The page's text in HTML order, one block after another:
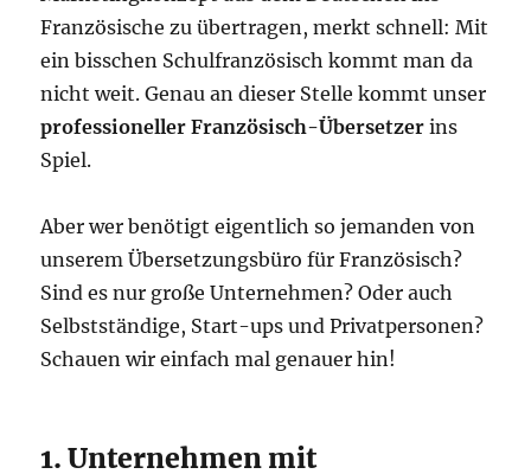
Französische zu übertragen, merkt schnell: Mit
ein bisschen Schulfranzösisch kommt man da
nicht weit. Genau an dieser Stelle kommt unser
professioneller Französisch-Übersetzer ins
Spiel.
Aber wer benötigt eigentlich so jemanden von
unserem Übersetzungsbüro für Französisch?
Sind es nur große Unternehmen? Oder auch
Selbstständige, Start-ups und Privatpersonen?
Schauen wir einfach mal genauer hin!
1. Unternehmen mit